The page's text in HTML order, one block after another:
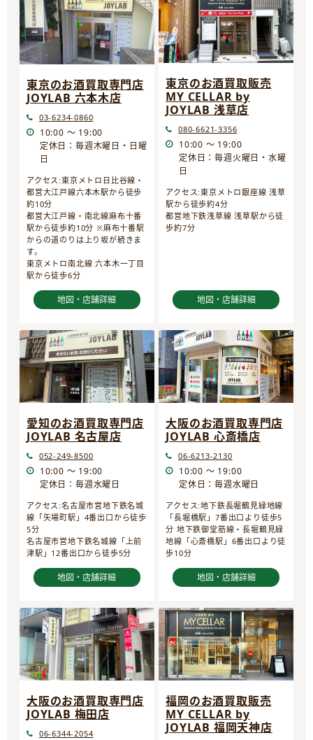
東京のお酒買取専門店
JOYLAB 六本木店
03-6234-0860
10:00 ～ 19:00
定休日：毎週木曜日・日曜
日
アクセス:東京メトロ日比谷線・
都営大江戸線六本木駅から徒歩
約10分
都営大江戸線・南北線麻布十番
駅から徒歩約10分 ※麻布十番駅
からの道のりは上り坂が続きま
す。
東京メトロ南北線 六本木一丁目
駅から徒歩6分
地図・店舗詳細
東京のお酒買取販売
MY CELLAR by
JOYLAB 浅草店
080-6621-3356
10:00 ～ 19:00
定休日：毎週火曜日・水曜
日
アクセス:東京メトロ銀座線 浅草
駅から徒歩約4分
都営地下鉄浅草線 浅草駅から徒
歩約7分
地図・店舗詳細
愛知のお酒買取専門店
JOYLAB 名古屋店
052-249-8500
10:00 ～ 19:00
定休日：毎週水曜日
アクセス:名古屋市営地下鉄名城
線「矢場町駅」4番出口から徒歩
5分
名古屋市営地下鉄名城線「上前
津駅」12番出口から徒歩5分
地図・店舗詳細
大阪のお酒買取専門店
JOYLAB 心斎橋店
06-6213-2130
10:00 ～ 19:00
定休日：毎週水曜日
アクセス:地下鉄長堀鶴見緑地線
「長堀橋駅」7番出口より徒歩5
分 地下鉄御堂筋線・長堀鶴見緑
地線「心斎橋駅」6番出口より徒
歩10分
地図・店舗詳細
大阪のお酒買取専門店
JOYLAB 梅田店
06-6344-2054
福岡のお酒買取販売
MY CELLAR by
JOYLAB 福岡天神店